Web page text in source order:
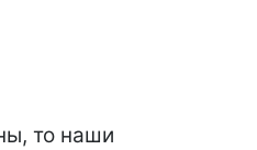
то наши